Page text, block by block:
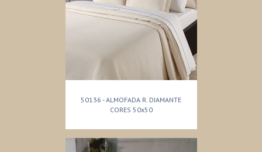
50136 - ALMOFADA R. DIAMANTE
CORES 50x50